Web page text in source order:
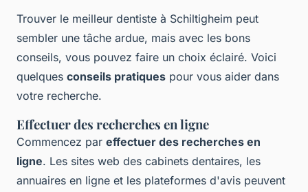
Trouver le meilleur dentiste à Schiltigheim peut
sembler une tâche ardue, mais avec les bons
conseils, vous pouvez faire un choix éclairé. Voici
quelques conseils pratiques pour vous aider dans
votre recherche.
Effectuer des recherches en ligne
Commencez par effectuer des recherches en
ligne. Les sites web des cabinets dentaires, les
annuaires en ligne et les plateformes d'avis peuvent